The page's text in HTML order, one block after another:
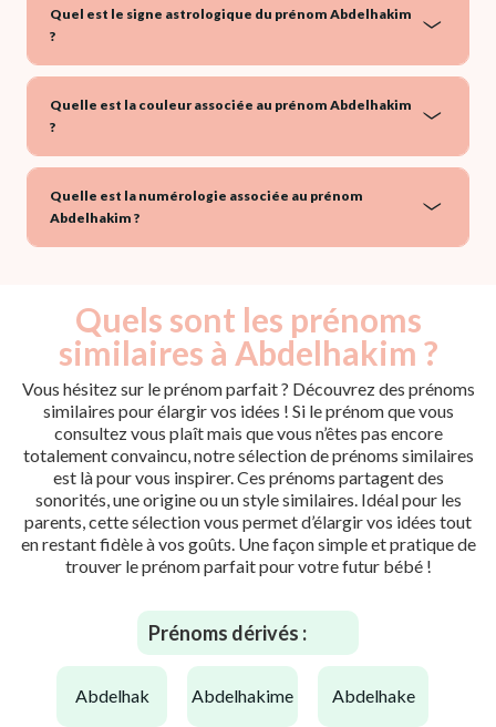
Quel est le signe astrologique du prénom Abdelhakim
?
Quelle est la couleur associée au prénom Abdelhakim
?
Quelle est la numérologie associée au prénom
Abdelhakim ?
Quels sont les prénoms
similaires à Abdelhakim ?
Vous hésitez sur le prénom parfait ? Découvrez des prénoms
similaires pour élargir vos idées ! Si le prénom que vous
consultez vous plaît mais que vous n’êtes pas encore
totalement convaincu, notre sélection de prénoms similaires
est là pour vous inspirer. Ces prénoms partagent des
sonorités, une origine ou un style similaires. Idéal pour les
parents, cette sélection vous permet d’élargir vos idées tout
en restant fidèle à vos goûts. Une façon simple et pratique de
trouver le prénom parfait pour votre futur bébé !
Prénoms dérivés :
abdelhak abdelhakime abdelhake